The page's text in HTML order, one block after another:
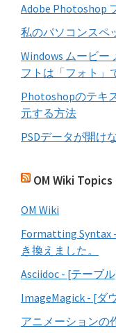
Adobe Photoshop
私のパソコンスペ
Windows ムービー
フトは「フォト」
Photoshopのテキ
元する方法
PSDデータが開け
OM Wiki Topics
OM Wiki
Formatting Syntax
き換えました。
Asciidoc - [テーブ
ImageMagick - [ダ
アニメーションの